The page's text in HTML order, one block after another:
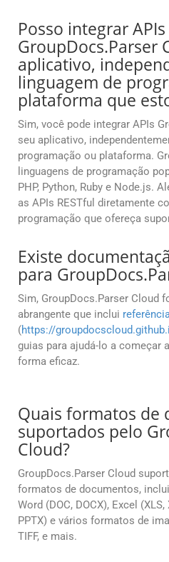
Posso integrar APIs
GroupDocs.Parser
aplicativo,
linguagem de
plataforma que
Sim, você pode integrar APIs
seu aplicativo,
programação ou plataforma.
linguagens de programação
PHP, Python, Ruby e Node.js.
as APIs RESTful diretamente
programação que ofereça
Existe
para
Sim, GroupDocs.Parser Cloud
abrangente que inclui
(https://
guias para ajudá-lo a começar
forma eficaz.
Quais formatos de
suportados pelo
Cloud?
GroupDocs.Parser Cloud
formatos de documentos,
Word (DOC, DOCX), Excel
PPTX) e vários formatos de
TIFF, e mais.